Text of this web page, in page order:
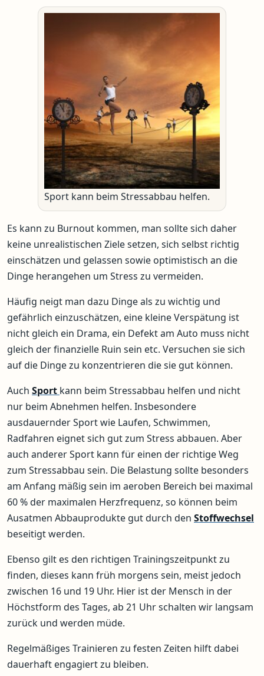
Sport kann beim Stressabbau helfen.
Es kann zu Burnout kommen, man sollte sich daher
keine unrealistischen Ziele setzen, sich selbst richtig
einschätzen und gelassen sowie optimistisch an die
Dinge herangehen um Stress zu vermeiden.
Häufig neigt man dazu Dinge als zu wichtig und
gefährlich einzuschätzen, eine kleine Verspätung ist
nicht gleich ein Drama, ein Defekt am Auto muss nicht
gleich der finanzielle Ruin sein etc. Versuchen sie sich
auf die Dinge zu konzentrieren die sie gut können.
Auch Sport kann beim Stressabbau helfen und nicht
nur beim Abnehmen helfen. Insbesondere
ausdauernder Sport wie Laufen, Schwimmen,
Radfahren eignet sich gut zum Stress abbauen. Aber
auch anderer Sport kann für einen der richtige Weg
zum Stressabbau sein. Die Belastung sollte besonders
am Anfang mäßig sein im aeroben Bereich bei maximal
60 % der maximalen Herzfrequenz, so können beim
Ausatmen Abbauprodukte gut durch den Stoffwechsel
beseitigt werden.
Ebenso gilt es den richtigen Trainingszeitpunkt zu
finden, dieses kann früh morgens sein, meist jedoch
zwischen 16 und 19 Uhr. Hier ist der Mensch in der
Höchstform des Tages, ab 21 Uhr schalten wir langsam
zurück und werden müde.
Regelmäßiges Trainieren zu festen Zeiten hilft dabei
dauerhaft engagiert zu bleiben.